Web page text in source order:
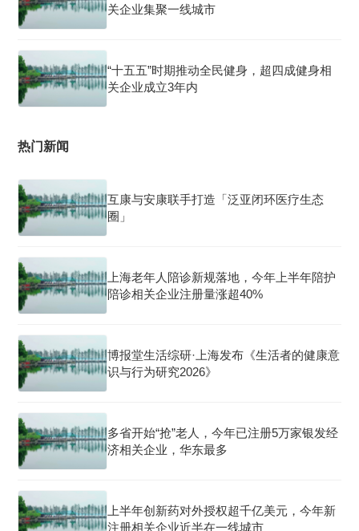
关企业集聚一线城市
“十五五”时期推动全民健身，超四成健身相
关企业成立3年内
热门新闻
互康与安康联手打造「泛亚闭环医疗生态
圈」
上海老年人陪诊新规落地，今年上半年陪护
陪诊相关企业注册量涨超40%
博报堂生活综研·上海发布《生活者的健康意
识与行为研究2026》
多省开始“抢”老人，今年已注册5万家银发经
济相关企业，华东最多
上半年创新药对外授权超千亿美元，今年新
注册相关企业近半在一线城市